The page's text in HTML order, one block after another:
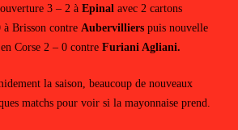
3 – 2 à Epinal avec 2 cartons
Brisson contre Aubervilliers puis nouvelle
Corse 2 – 0 contre Furiani Agliani.
la saison, beaucoup de nouveaux
matchs pour voir si la mayonnaise prend.